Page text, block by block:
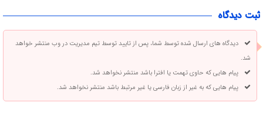
ثبت دیدگاه
دیدگاه های ارسال شده توسط شما، پس از تایید توسط تیم مدیریت در وب منتشر خواهد
شد.
پیام هایی که حاوی تهمت یا افترا باشد منتشر نخواهد شد.
پیام هایی که به غیر از زبان فارسی یا غیر مرتبط باشد منتشر نخواهد شد.